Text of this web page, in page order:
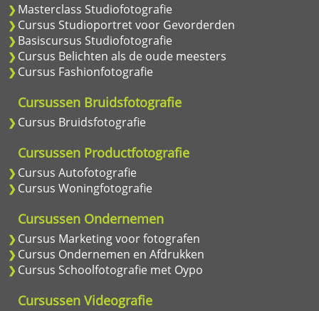
Masterclass Studiofotografie
Cursus Studioportret voor Gevorderden
Basiscursus Studiofotografie
Cursus Belichten als de oude meesters
Cursus Fashionfotografie
Cursussen Bruidsfotografie
Cursus Bruidsfotografie
Cursussen Productfotografie
Cursus Autofotografie
Cursus Woningfotografie
Cursussen Ondernemen
Cursus Marketing voor fotografen
Cursus Ondernemen en Afdrukken
Cursus Schoolfotografie met Oypo
Cursussen Videografie